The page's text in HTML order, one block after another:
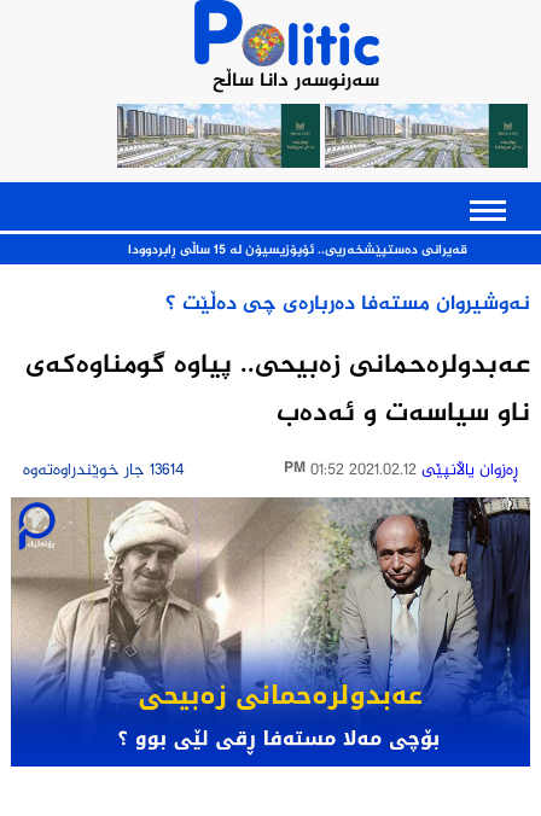
سەرنوسەر دانا ساڵح
ده‌ستپێشخه‌ریی.. ئۆپۆزیسیۆن له‌ 15 ساڵی ڕابردوودا
نەوشیروان مستەفا ده‌رباره‌ی‌‌ چی ده‌ڵێت ؟
عه‌بدولره‌حمانى زه‌بیحى.. پیاوه‌ گومنا‌وه‌كه‌ی
ناو سیاسه‌ت و ئه‌ده‌ب
ڕەزوان یاڵانپێی 2021.02.12 01:52 PM 13614 جار خوێندراوەتەوە